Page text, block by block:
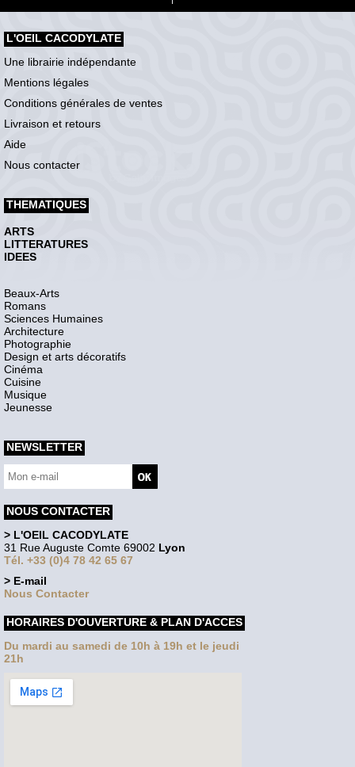
L'OEIL CACODYLATE
Une librairie indépendante
Mentions légales
Conditions générales de ventes
Livraison et retours
Aide
Nous contacter
THEMATIQUES
ARTS
LITTERATURES
IDEES
Beaux-Arts
Romans
Sciences Humaines
Architecture
Photographie
Design et arts décoratifs
Cinéma
Cuisine
Musique
Jeunesse
NEWSLETTER
NOUS CONTACTER
> L'OEIL CACODYLATE
31 Rue Auguste Comte 69002 Lyon
Tél. +33 (0)4 78 42 65 67
> E-mail
Nous Contacter
HORAIRES D'OUVERTURE & PLAN D'ACCES
Du mardi au samedi de 10h à 19h et le jeudi
21h